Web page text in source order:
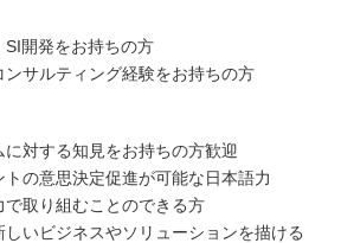
SI開発をお持ちの方
サルティング経験をお持ちの方
対する知見をお持ちの方歓迎
の意思決定促進が可能な日本語力
で取り組むことのできる方
いビジネスやソリューションを描ける